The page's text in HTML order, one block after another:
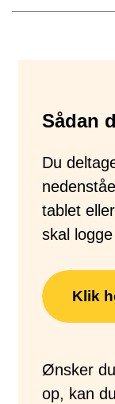
Sådan
Du
tablet
skal
Klik
Ønsker
op, kan